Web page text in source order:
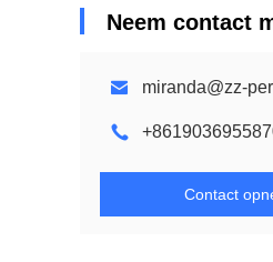
Neem contact
miranda@zz-
Contact